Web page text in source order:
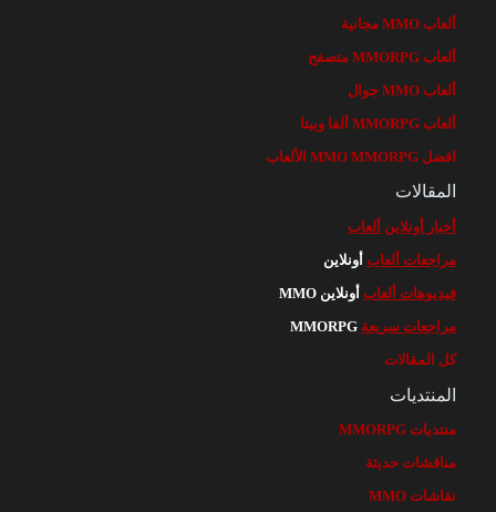
ألعاب MMO مجانية
ألعاب MMORPG متصفح
ألعاب MMO جوال
ألعاب MMORPG ألفا وبيتا
افضل MMO MMORPG الألعاب
المقالات
أخبار أونلاين ألعاب
مراجعات ألعاب أونلاين
فيديوهات ألعاب أونلاين MMO
مراجعات سريعة
كل المقالات
المنتديات
منتديات MMORPG
مناقشات حديثة
نقاشات MMO